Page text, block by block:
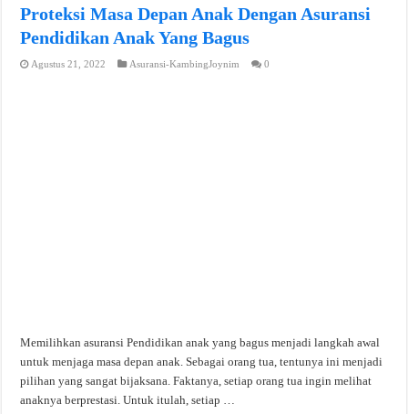
Proteksi Masa Depan Anak Dengan Asuransi
Pendidikan Anak Yang Bagus
Agustus 21, 2022 Asuransi-KambingJoynim 0
Memilihkan asuransi Pendidikan anak yang bagus menjadi langkah awal
untuk menjaga masa depan anak. Sebagai orang tua, tentunya ini menjadi
pilihan yang sangat bijaksana. Faktanya, setiap orang tua ingin melihat
anaknya berprestasi. Untuk itulah, setiap …